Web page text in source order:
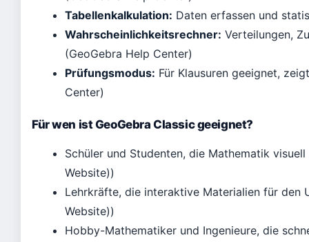
Tabellenkalkulation: Daten erfassen und
Wahrscheinlichkeitsrechner: Verteilungen,
(GeoGebra Help Center)
Prüfungsmodus: Für Klausuren geeignet,
Center)
Für wen ist GeoGebra Classic geeignet?
Schüler und Studenten, die Mathematik
Website))
Lehrkräfte, die interaktive Materialien für den
Website))
Hobby-Mathematiker und Ingenieure, die